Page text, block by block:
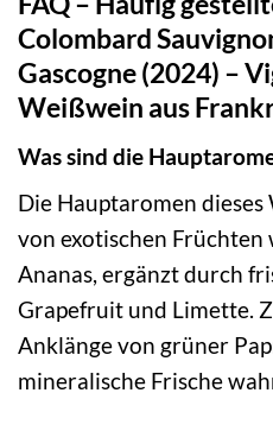
Colombard
Gascogne (2024) –
Weißwein aus
Was sind die
Die Hauptaromen
von exotischen Früchten
Ananas, ergänzt durch
Grapefruit und Limette.
Anklänge von grüner
mineralische Frische